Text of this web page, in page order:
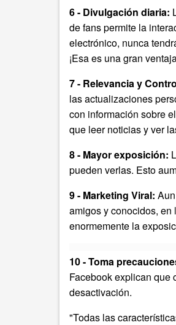
6 - Divulgación diaria:
de fans permite la
electrónico, nunca
¡Esa es una gran
7 - Relevancia y
las actualizaciones
con información sobre
que leer noticias y ver
8 - Mayor exposición:
pueden verlas. Esto
9 - Marketing Viral:
amigos y conocidos, en
enormemente la
10 - Toma
Facebook explican que
desactivación.
"Todas las